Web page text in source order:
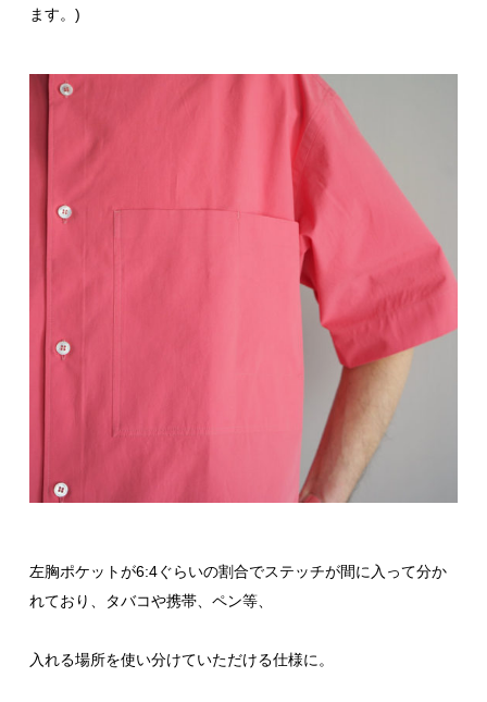
ます。)
左胸ポケットが6:4ぐらいの割合でステッチが間に入って分か
れており、タバコや携帯、ペン等、
入れる場所を使い分けていただける仕様に。